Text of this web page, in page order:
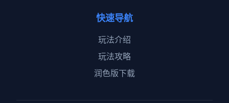
快速导航
玩法介绍
玩法攻略
润色版下载